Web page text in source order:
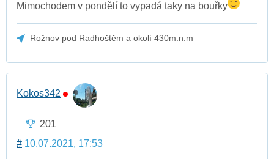
Mimochodem v pondělí to vypadá taky na bouřky
Rožnov pod Radhoštěm a okolí 430m.n.m
Kokos342
201
# 10.07.2021, 17:53